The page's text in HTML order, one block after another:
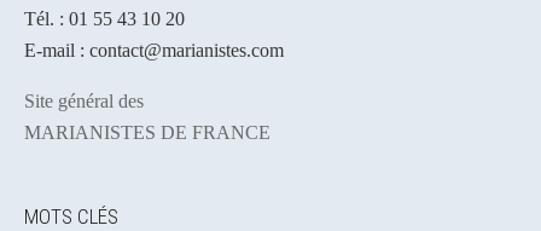
Tél. : 01 55 43 10 20
E-mail : contact@marianistes.com
Site général des
MARIANISTES DE FRANCE
MOTS CLÉS